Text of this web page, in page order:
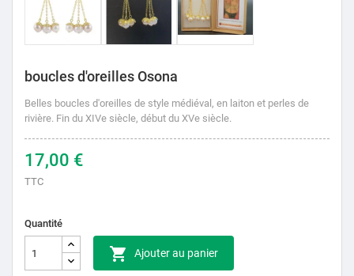
boucles d'oreilles Osona
Belles boucles d'oreilles de style médiéval, en laiton et perles de
rivière. Fin du XIVe siècle, début du XVe siècle.
17,00 €
TTC
Quantité
 Ajouter au panier